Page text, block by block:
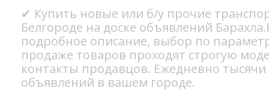
✔ Купить новые или б/у прочие
Белгороде на доске объявлений
подробное описание, выбор по
продаже товаров проходят строгую
контакты продавцов. Ежедневно
объявлений в вашем городе.